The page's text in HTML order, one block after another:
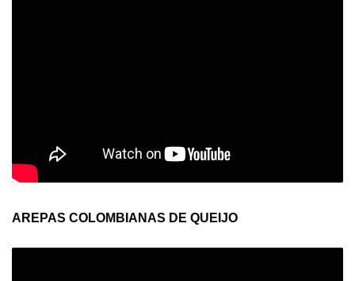
AREPAS COLOMBIANAS DE QUEIJO